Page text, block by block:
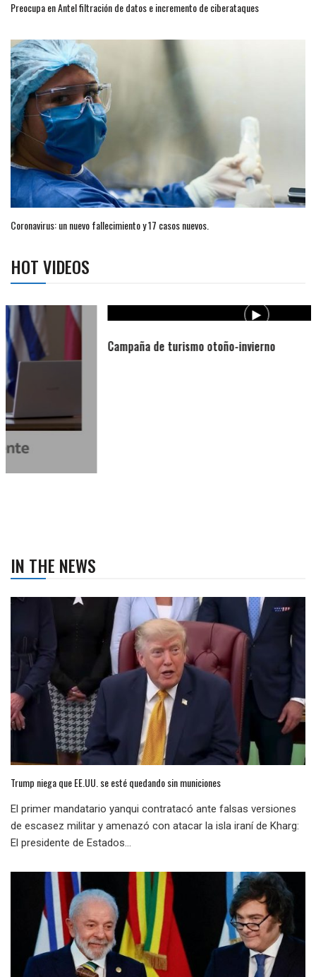
Preocupa en Antel filtración de datos e incremento de ciberataques
Coronavirus: un nuevo fallecimiento y 17 casos nuevos.
HOT VIDEOS
Campaña de turismo otoño-invierno
IN THE NEWS
Trump niega que EE.UU. se esté quedando sin municiones
El primer mandatario yanqui contratacó ante falsas versiones
de escasez militar y amenazó con atacar la isla iraní de Kharg:
El presidente de Estados...